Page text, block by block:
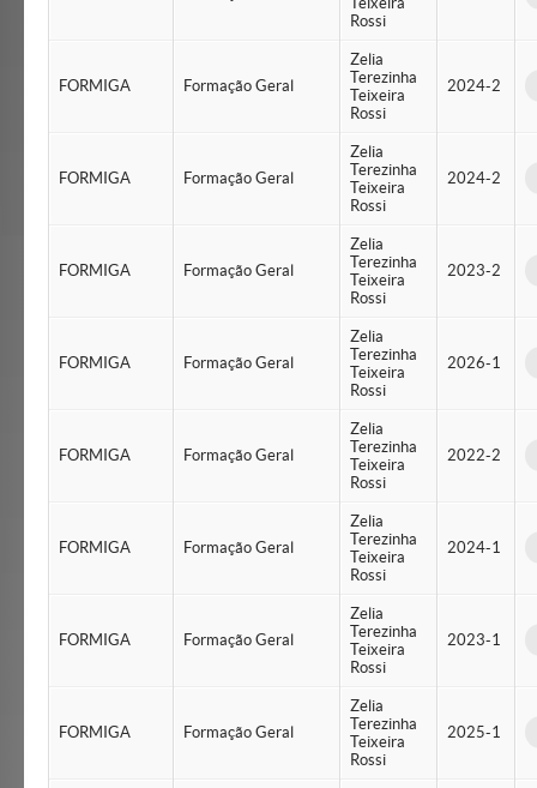
Rossi
FORMIGA Formação Geral
Zelia
Terezinha
Teixeira
Rossi
2024-2
FORMIGA Formação Geral
Zelia
Terezinha
Teixeira
Rossi
2024-2
FORMIGA Formação Geral
Zelia
Terezinha
Teixeira
Rossi
2023-2
FORMIGA Formação Geral
Zelia
Terezinha
Teixeira
Rossi
2026-1
FORMIGA Formação Geral
Zelia
Terezinha
Teixeira
Rossi
2022-2
FORMIGA Formação Geral
Zelia
Terezinha
Teixeira
Rossi
2024-1
FORMIGA Formação Geral
Zelia
Terezinha
Teixeira
Rossi
2023-1
FORMIGA Formação Geral
Zelia
Terezinha
Teixeira
Rossi
2025-1